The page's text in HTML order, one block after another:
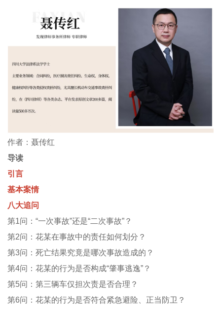
作者：聂传红
导读
引言
基本案情
八大追问
第1问：“一次事故”还是“二次事故”？
第2问：花某在事故中的责任如何划分？
第3问：死亡结果究竟是哪次事故造成的？
第4问：花某的行为是否构成“肇事逃逸”？
第5问：第三辆车仅担次责是否合理？
第6问：花某的行为是否符合紧急避险、正当防卫？